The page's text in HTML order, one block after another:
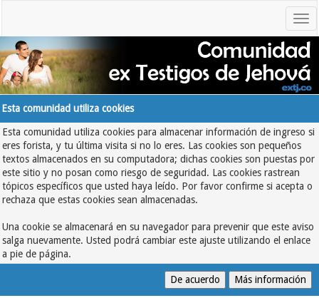
Esta comunidad utiliza cookies
Esta comunidad utiliza cookies para almacenar información de ingreso si
eres forista, y tu última visita si no lo eres. Las cookies son pequeños
textos almacenados en su computadora; dichas cookies son puestas por
este sitio y no posan como riesgo de seguridad. Las cookies rastrean
tópicos específicos que usted haya leído. Por favor confirme si acepta o
rechaza que estas cookies sean almacenadas.
Una cookie se almacenará en su navegador para prevenir que este aviso
salga nuevamente. Usted podrá cambiar este ajuste utilizando el enlace
a pie de página.